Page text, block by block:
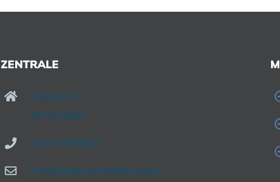
ZENTRALE
Itterpark 12
40724 Hilden
02103-3399822
info@adgebaeudereinigung.de